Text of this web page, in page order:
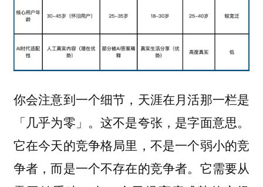
你会注意到一个细节，天涯在月活那一栏是
「几乎为零」。这不是夸张，是字面意思。
它在今天的竞争格局里，不是一个弱小的竞
争者，而是一个不存在的竞争者。它需要从